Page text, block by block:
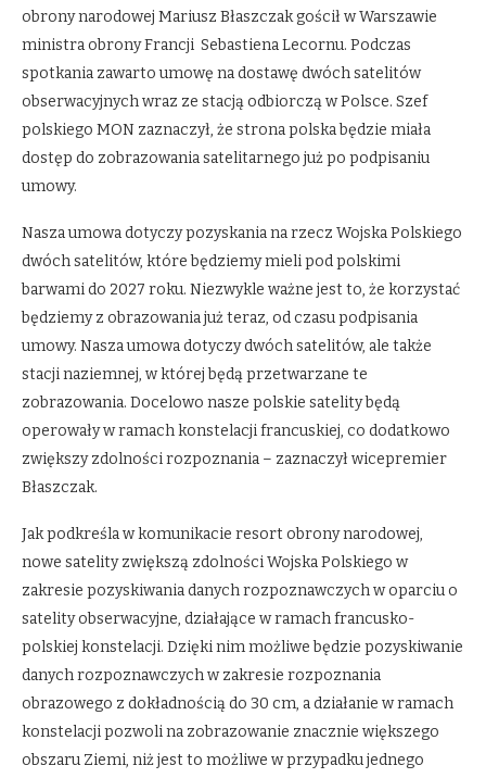
obrony narodowej Mariusz Błaszczak gościł w Warszawie
ministra obrony Francji Sebastiena Lecornu. Podczas
spotkania zawarto umowę na dostawę dwóch satelitów
obserwacyjnych wraz ze stacją odbiorczą w Polsce. Szef
polskiego MON zaznaczył, że strona polska będzie miała
dostęp do zobrazowania satelitarnego już po podpisaniu
umowy.
Nasza umowa dotyczy pozyskania na rzecz Wojska Polskiego
dwóch satelitów, które będziemy mieli pod polskimi
barwami do 2027 roku. Niezwykle ważne jest to, że korzystać
będziemy z obrazowania już teraz, od czasu podpisania
umowy. Nasza umowa dotyczy dwóch satelitów, ale także
stacji naziemnej, w której będą przetwarzane te
zobrazowania. Docelowo nasze polskie satelity będą
operowały w ramach konstelacji francuskiej, co dodatkowo
zwiększy zdolności rozpoznania – zaznaczył wicepremier
Błaszczak.
Jak podkreśla w komunikacie resort obrony narodowej,
nowe satelity zwiększą zdolności Wojska Polskiego w
zakresie pozyskiwania danych rozpoznawczych w oparciu o
satelity obserwacyjne, działające w ramach francusko-
polskiej konstelacji. Dzięki nim możliwe będzie pozyskiwanie
danych rozpoznawczych w zakresie rozpoznania
obrazowego z dokładnością do 30 cm, a działanie w ramach
konstelacji pozwoli na zobrazowanie znacznie większego
obszaru Ziemi, niż jest to możliwe w przypadku jednego